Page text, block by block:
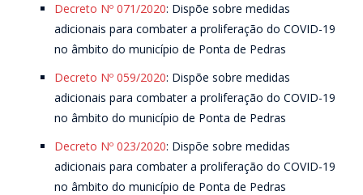
Decreto Nº 071/2020: Dispõe sobre medidas
adicionais para combater a proliferação do COVID-19
no âmbito do município de Ponta de Pedras
Decreto Nº 059/2020: Dispõe sobre medidas
adicionais para combater a proliferação do COVID-19
no âmbito do município de Ponta de Pedras
Decreto Nº 023/2020: Dispõe sobre medidas
adicionais para combater a proliferação do COVID-19
no âmbito do município de Ponta de Pedras